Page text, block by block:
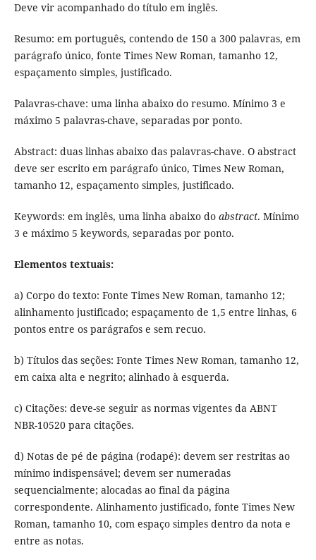
Deve vir acompanhado do título em inglês.
Resumo: em português, contendo de 150 a 300 palavras, em
parágrafo único, fonte Times New Roman, tamanho 12,
espaçamento simples, justificado.
Palavras-chave: uma linha abaixo do resumo. Mínimo 3 e
máximo 5 palavras-chave, separadas por ponto.
Abstract: duas linhas abaixo das palavras-chave. O abstract
deve ser escrito em parágrafo único, Times New Roman,
tamanho 12, espaçamento simples, justificado.
Keywords: em inglês, uma linha abaixo do abstract. Mínimo
3 e máximo 5 keywords, separadas por ponto.
Elementos textuais:
a) Corpo do texto: Fonte Times New Roman, tamanho 12;
alinhamento justificado; espaçamento de 1,5 entre linhas, 6
pontos entre os parágrafos e sem recuo.
b) Títulos das seções: Fonte Times New Roman, tamanho 12,
em caixa alta e negrito; alinhado à esquerda.
c) Citações: deve-se seguir as normas vigentes da ABNT
NBR-10520 para citações.
d) Notas de pé de página (rodapé): devem ser restritas ao
mínimo indispensável; devem ser numeradas
sequencialmente; alocadas ao final da página
correspondente. Alinhamento justificado, fonte Times New
Roman, tamanho 10, com espaço simples dentro da nota e
entre as notas.